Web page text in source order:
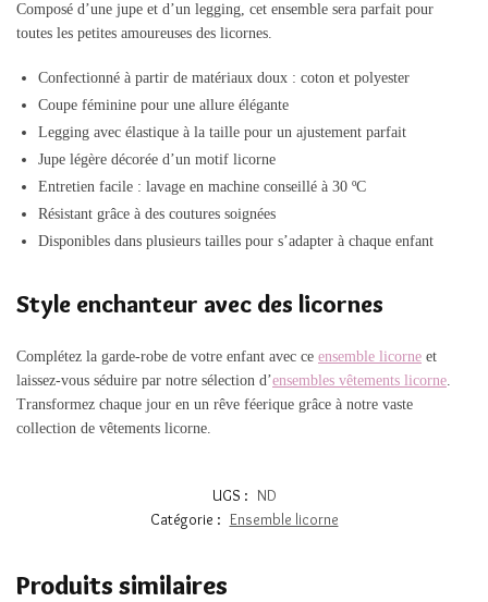
Composé d’une jupe et d’un legging, cet ensemble sera parfait pour
toutes les petites amoureuses des licornes.
Confectionné à partir de matériaux doux : coton et polyester
Coupe féminine pour une allure élégante
Legging avec élastique à la taille pour un ajustement parfait
Jupe légère décorée d’un motif licorne
Entretien facile : lavage en machine conseillé à 30 ºC
Résistant grâce à des coutures soignées
Disponibles dans plusieurs tailles pour s’adapter à chaque enfant
Style enchanteur avec des licornes
Complétez la garde-robe de votre enfant avec ce ensemble licorne et
laissez-vous séduire par notre sélection d’ensembles vêtements licorne
Transformez chaque jour en un rêve féerique grâce à notre vaste
collection de vêtements licorne.
UGS : ND
Catégorie : Ensemble licorne
Produits similaires